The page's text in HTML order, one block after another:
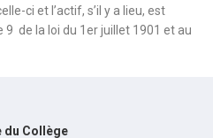
ci et l’actif, s’il y a lieu, est
de la loi du 1er juillet 1901 et au
du Collège